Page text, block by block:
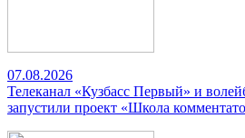
07.08.2026
Телеканал «Кузбасс Первый» и
запустили проект «Школа